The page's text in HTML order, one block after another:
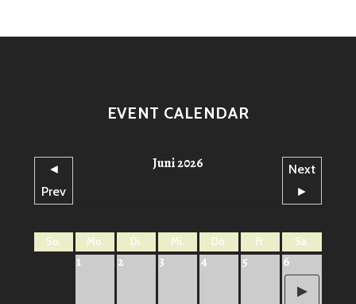
EVENT CALENDAR
◄
Prev
Juni 2026
Next
►
So. Mo. Di. Mi. Do. Fr. Sa.
1 2 3 4 5 6